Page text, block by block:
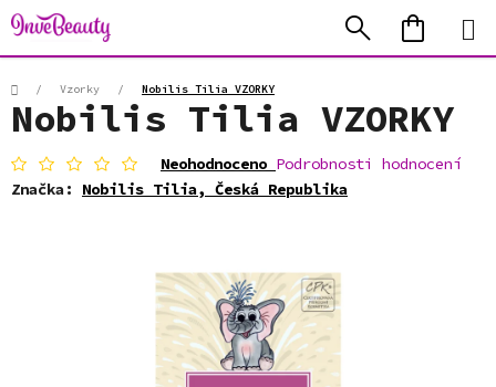
Přejít
na
obsah
Hledat
KOŠÍK
Domů/ Vzorky / Nobilis Tilia VZORKY
Nobilis Tilia VZORKY
Průměrné
hodnocení
produktu
5
hvězdiček.
Neohodnoceno Podrobnosti hodnocení
Značka: Nobilis Tilia, Česká Republika